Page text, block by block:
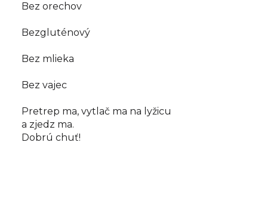
Bez orechov
Bezgluténový
Bez mlieka
Bez vajec
Pretrep ma, vytlač ma na lyžicu
a zjedz ma.
Dobrú chuť!